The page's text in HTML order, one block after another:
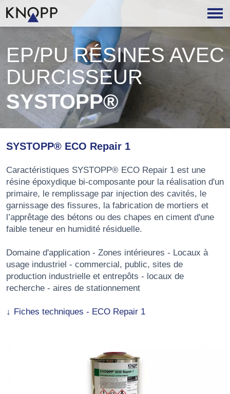
EP/PU RÉSINES AVEC
DURCISSEUR
SYSTOPP®
SYSTOPP® ECO Repair 1
Caractéristiques SYSTOPP® ECO Repair 1 est une
résine époxydique bi-composante pour la réalisation d'un
primaire, le remplissage par injection des cavités, le
garnissage des fissures, la fabrication de mortiers et
l’apprêtage des bétons ou des chapes en ciment d'une
faible teneur en humidité résiduelle.
Domaine d'application - Zones intérieures - Locaux à
usage industriel - commercial, public, sites de
production industrielle et entrepôts - locaux de
recherche - aires de stationnement
Fiches techniques - ECO Repair 1